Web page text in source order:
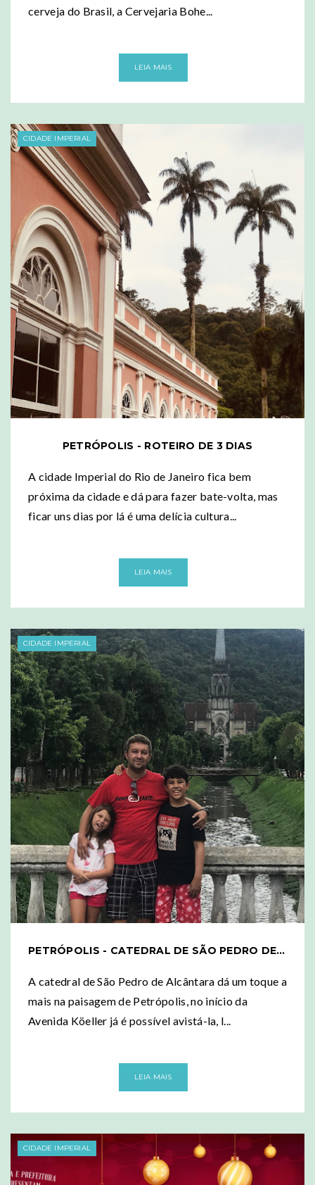
cerveja do Brasil, a Cervejaria Bohe...
LEIA MAIS
CIDADE IMPERIAL
PETRÓPOLIS - ROTEIRO DE 3 DIAS
A cidade Imperial do Rio de Janeiro fica bem
próxima da cidade e dá para fazer bate-volta, mas
ficar uns dias por lá é uma delícia cultura...
LEIA MAIS
CIDADE IMPERIAL
PETRÓPOLIS - CATEDRAL DE SÃO PEDRO DE ALCÂNTARA
A catedral de São Pedro de Alcântara dá um toque a
mais na paisagem de Petrópolis, no início da
Avenida Köeller já é possível avistá-la, l...
LEIA MAIS
CIDADE IMPERIAL